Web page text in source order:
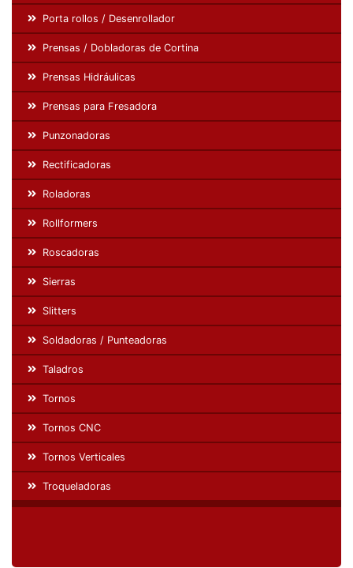
Porta rollos / Desenrollador
Prensas / Dobladoras de Cortina
Prensas Hidráulicas
Prensas para Fresadora
Punzonadoras
Rectificadoras
Roladoras
Rollformers
Roscadoras
Sierras
Slitters
Soldadoras / Punteadoras
Taladros
Tornos
Tornos CNC
Tornos Verticales
Troqueladoras